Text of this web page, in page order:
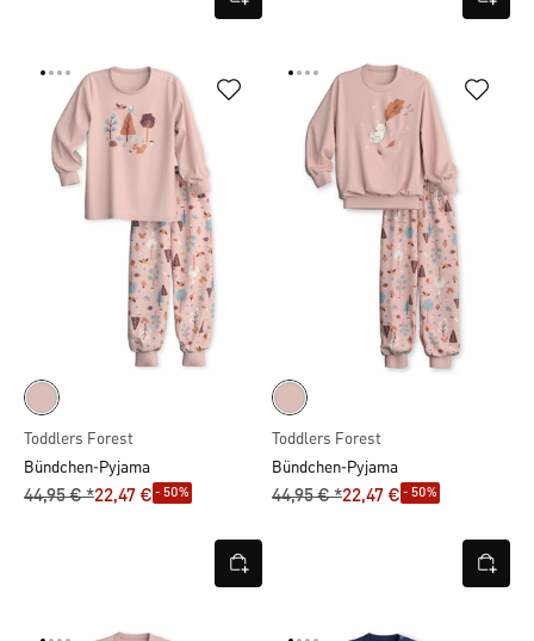
Toddlers Forest
Bündchen-Pyjama
44,95 € *22,47 € - 50%
Toddlers Forest
Bündchen-Pyjama
44,95 € *22,47 € - 50%